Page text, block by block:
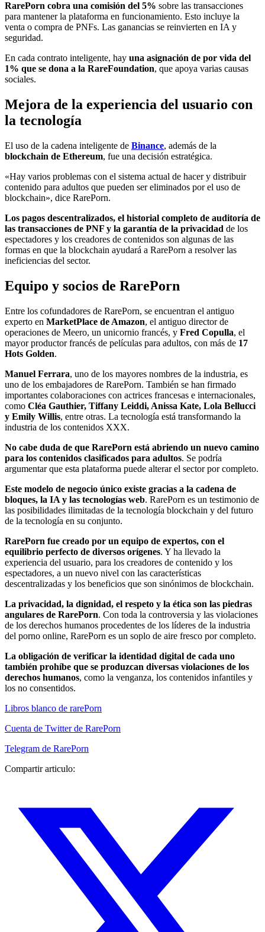
RarePorn cobra una comisión del 5% sobre las transacciones
para mantener la plataforma en funcionamiento. Esto incluye la
venta o compra de PNFs. Las ganancias se reinvierten en IA y
seguridad.
En cada contrato inteligente, hay una asignación de por vida del
1% que se dona a la RareFoundation, que apoya varias causas
sociales.
Mejora de la experiencia del usuario con
la tecnología
El uso de la cadena inteligente de Binance, además de la
blockchain de Ethereum, fue una decisión estratégica.
«Hay varios problemas con el sistema actual de hacer y distribuir
contenido para adultos que pueden ser eliminados por el uso de
blockchain», dice RarePorn.
Los pagos descentralizados, el historial completo de auditoría de
las transacciones de PNF y la garantía de la privacidad de los
espectadores y los creadores de contenidos son algunas de las
formas en que la blockchain ayudará a RarePorn a resolver las
ineficiencias del sector.
Equipo y socios de RarePorn
Entre los cofundadores de RarePorn, se encuentran el antiguo
experto en MarketPlace de Amazon, el antiguo director de
operaciones de Meero, un unicornio francés, y Fred Copulla, el
mayor productor francés de películas para adultos, con más de 17
Hots Golden.
Manuel Ferrara, uno de los mayores nombres de la industria, es
uno de los embajadores de RarePorn. También se han firmado
importantes colaboraciones con actrices francesas e internacionales,
como Cléa Gauthier, Tiffany Leiddi, Anissa Kate, Lola Bellucci
y Emily Willis, entre otras. La tecnología está transformando la
industria de los contenidos XXX.
No cabe duda de que RarePorn está abriendo un nuevo camino
para los contenidos clasificados para adultos. Se podría
argumentar que esta plataforma puede alterar el sector por completo.
Este modelo de negocio único existe gracias a la cadena de
bloques, la IA y las tecnologías web. RarePorn es un testimonio de
las posibilidades ilimitadas de la tecnología blockchain y del futuro
de la tecnología en su conjunto.
RarePorn fue creado por un equipo de expertos, con el
equilibrio perfecto de diversos orígenes. Y ha llevado la
experiencia del usuario, para los creadores de contenido y los
espectadores, a un nuevo nivel con las características
descentralizadas y los beneficios que son sinónimos de blockchain.
La privacidad, la dignidad, el respeto y la ética son las piedras
angulares de RarePorn. Con toda la controversia y las violaciones
de los derechos humanos procedentes de los líderes de la industria
del porno online, RarePorn es un soplo de aire fresco por completo.
La obligación de verificar la identidad digital de cada uno
también prohíbe que se produzcan diversas violaciones de los
derechos humanos, como la venganza, los contenidos infantiles y
los no consentidos.
Libros blanco de rarePorn
Cuenta de Twitter de RarePorn
Telegram de RarePorn
Compartir articulo: